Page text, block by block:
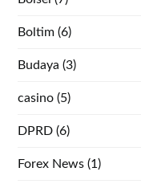
Boltim (6)
Budaya (3)
casino (5)
DPRD (6)
Forex News (1)